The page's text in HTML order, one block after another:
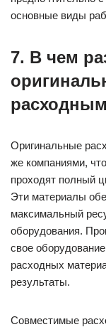
основные виды
7. В чем
Оригинальные
же компаниями,
проходят полный
Эти материалы
максимальный
оборудования.
свое
расходных
результаты.
Совместимые